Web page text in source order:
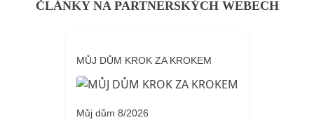
ČLÁNKY NA PARTNERSKÝCH WEBECH
MŮJ DŮM KROK ZA KROKEM
Můj dům 8/2026